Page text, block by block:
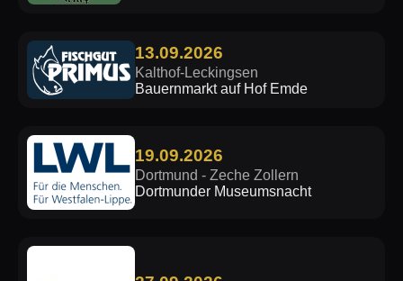
13.09.2026
Kalthof-Leckingsen
Bauernmarkt auf Hof Emde
19.09.2026
Dortmund - Zeche Zollern
Dortmunder Museumsnacht